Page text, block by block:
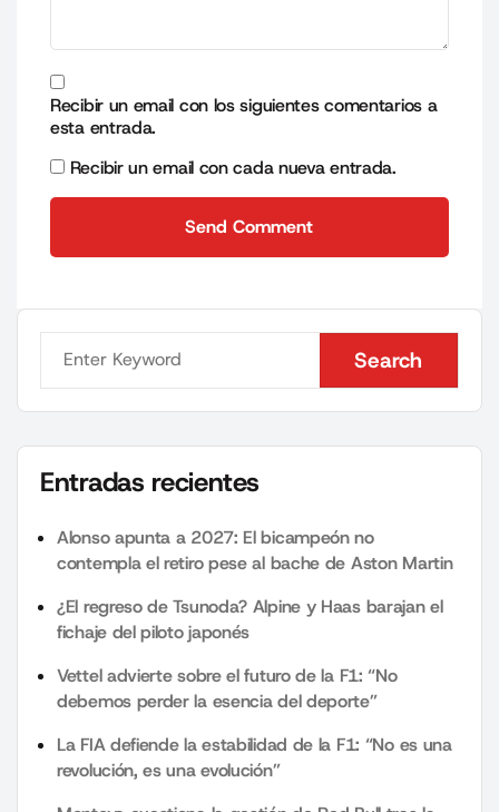
Recibir un email con los siguientes comentarios a
esta entrada.
Recibir un email con cada nueva entrada.
Send Comment
Search
Search
Entradas recientes
Alonso apunta a 2027: El bicampeón no
contempla el retiro pese al bache de Aston Martin
¿El regreso de Tsunoda? Alpine y Haas barajan el
fichaje del piloto japonés
Vettel advierte sobre el futuro de la F1: “No
debemos perder la esencia del deporte”
La FIA defiende la estabilidad de la F1: “No es una
revolución, es una evolución”